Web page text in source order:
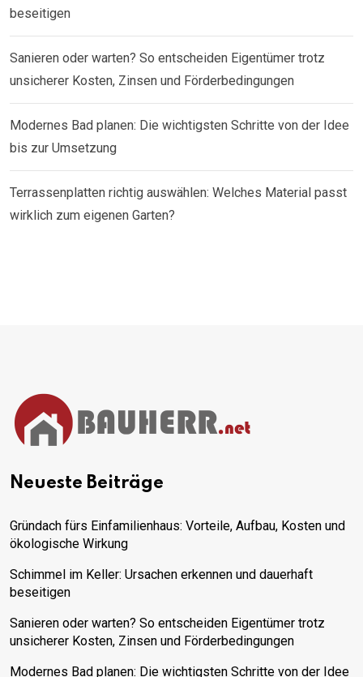
beseitigen
Sanieren oder warten? So entscheiden Eigentümer trotz
unsicherer Kosten, Zinsen und Förderbedingungen
Modernes Bad planen: Die wichtigsten Schritte von der Idee
bis zur Umsetzung
Terrassenplatten richtig auswählen: Welches Material passt
wirklich zum eigenen Garten?
Neueste Beiträge
Gründach fürs Einfamilienhaus: Vorteile, Aufbau, Kosten und
ökologische Wirkung
Schimmel im Keller: Ursachen erkennen und dauerhaft
beseitigen
Sanieren oder warten? So entscheiden Eigentümer trotz
unsicherer Kosten, Zinsen und Förderbedingungen
Modernes Bad planen: Die wichtigsten Schritte von der Idee